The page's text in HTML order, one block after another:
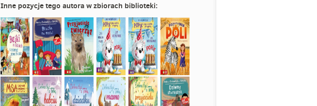
Inne pozycje tego autora w zbiorach biblioteki: